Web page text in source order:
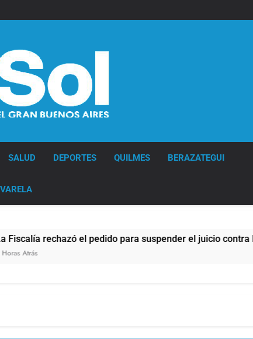
SALUD DEPORTES QUILMES BERAZATEGUI
suspender el juicio contra Pity Alvarez